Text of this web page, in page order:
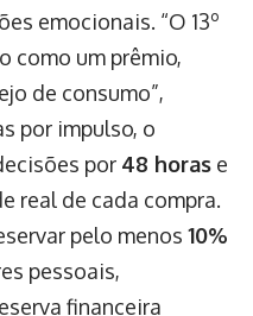
emocionais. “O 13º
como um prêmio,
de consumo”,
por impulso, o
por 48 horas e
real de cada compra.
pelo menos 10%
pessoais,
financeira